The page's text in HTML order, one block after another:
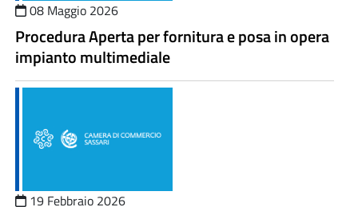
08 Maggio 2026
Procedura Aperta per fornitura e posa in opera
impianto multimediale
19 Febbraio 2026